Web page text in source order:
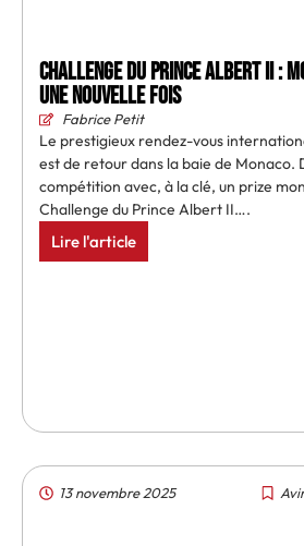
Challenge du Prince Albert II :
une nouvelle fois
Fabrice Petit
Le prestigieux rendez-vous
est de retour dans la baie de Monaco.
compétition avec, à la clé, un prize
Challenge du Prince Albert II….
Lire l'article
13 novembre 2025